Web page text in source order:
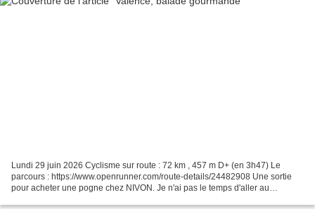
Lundi 29 juin 2026 Cyclisme sur route : 72 km , 457 m D+ (en 3h47) Le
parcours : https://www.openrunner.com/route-details/24482908 Une sortie
pour acheter une pogne chez NIVON. Je n'ai pas le temps d'aller au